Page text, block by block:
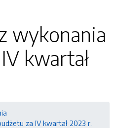
wykonania
kwartał
za IV kwartał 2023 r.